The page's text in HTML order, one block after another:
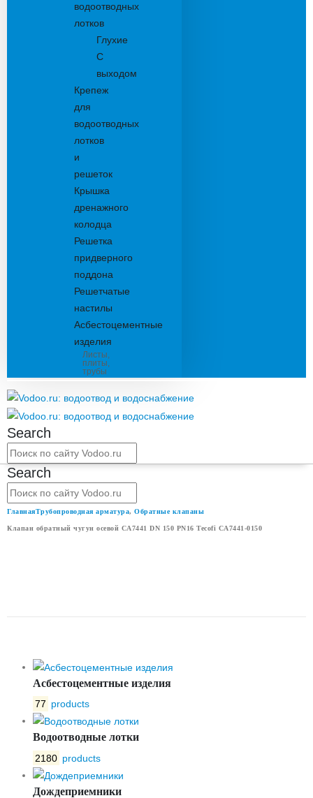
водоотводных
лотков
Глухие
С
выходом
Крепеж
для
водоотводных
лотков
и
решеток
Крышка
дренажного
колодца
Решетка
придверного
поддона
Решетчатые
настилы
Асбестоцементные
изделия
Листы,
плиты,
трубы
Search
Search
ГлавнаяТрубопроводная арматура, Обратные клапаны
Клапан обратный чугун осевой CA7441 DN 150 PN16 Tecofi CA7441-0150
Асбестоцементные изделия
77 products
Водоотводные лотки
2180 products
Дождеприемники